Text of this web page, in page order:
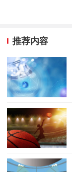
推荐内容